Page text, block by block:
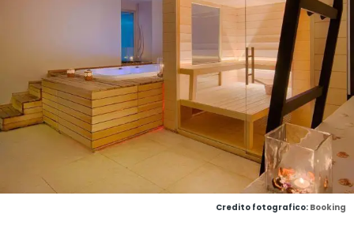
Credito fotografico: Booking